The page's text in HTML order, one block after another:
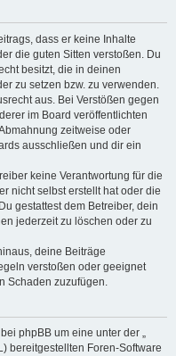
dass er keine Inhalte
die guten Sitten verstoßen. Du
besitzt, die in deinen
zu setzen bzw. zu verwenden.
aus. Bei Verstößen gegen
im Board veröffentlichten
zeitweise oder
ausschließen und dir ein
keine Verantwortung für die
nicht selbst erstellt hat oder die
gestattest dem Betreiber, dein
jederzeit zu löschen oder zu
deine Beiträge
verstoßen oder geeignet
Schaden zuzufügen.
phpBB um eine unter der „
bereitgestellten Foren-Software